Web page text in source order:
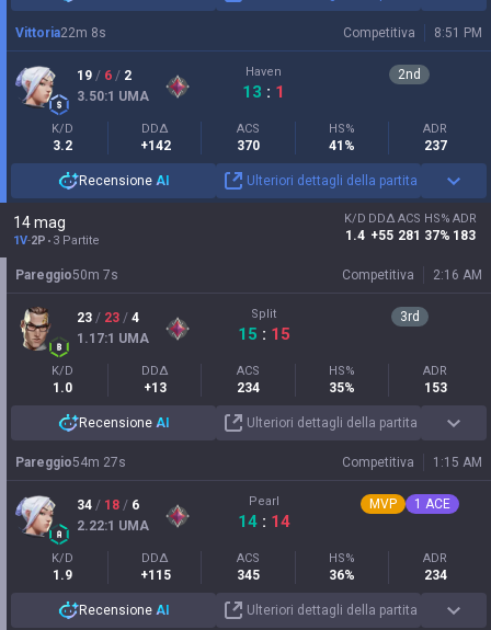
Competitiva 8:51 PM
Vittoria22m 8s
19 / 6 / 2
3.50:1 UMA
Haven
13 : 1
2nd
K/D
3.2
DDΔ
+142
ACS
370
HS%
41%
ADR
237
Recensione AI Ulteriori dettagli della partita
14 mag
1V-2P 3 Partite
K/D
1.4
DDΔ
+55
ACS
281
HS%
37%
ADR
183
Competitiva 2:16 AM
Pareggio50m 7s
23 / 23 / 4
1.17:1 UMA
Split
15 : 15
3rd
K/D
1.0
DDΔ
+13
ACS
234
HS%
35%
ADR
153
Recensione AI Ulteriori dettagli della partita
Competitiva 1:15 AM
Pareggio54m 27s
34 / 18 / 6
2.22:1 UMA
Pearl
14 : 14
MVP 1 ACE
K/D
1.9
DDΔ
+115
ACS
345
HS%
36%
ADR
234
Recensione AI Ulteriori dettagli della partita